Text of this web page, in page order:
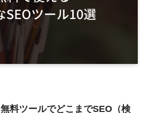
無料ツールでどこまでSEO（検